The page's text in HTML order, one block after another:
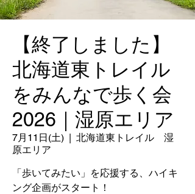
【終了しました】
北海道東トレイル
をみんなで歩く会
2026｜湿原エリア
7月11日(土)
  |
北海道東トレイル 湿
原エリア
「歩いてみたい」を応援する、ハイキ
ング企画がスタート！